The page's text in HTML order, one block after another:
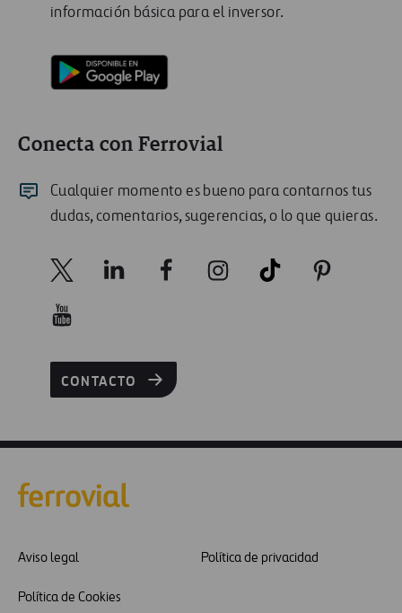
información básica para el inversor.
Conecta con Ferrovial
Cualquier momento es bueno para contarnos tus
dudas, comentarios, sugerencias, o lo que quieras.
CONTACTO
Aviso legal Política de privacidad
Política de Cookies